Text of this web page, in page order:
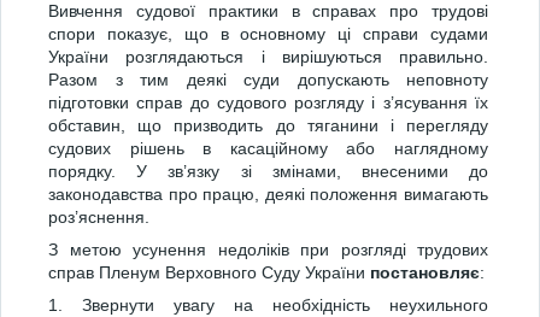
Вивчення судової практики в справах про трудові
спори показує, що в основному ці справи судами
України розглядаються і вирішуються правильно.
Разом з тим деякі суди допускають неповноту
підготовки справ до судового розгляду і з’ясування їх
обставин, що призводить до тяганини і перегляду
судових рішень в касаційному або наглядному
порядку. У зв’язку зі змінами, внесеними до
законодавства про працю, деякі положення вимагають
роз’яснення.
З метою усунення недоліків при розгляді трудових
справ Пленум Верховного Суду України постановляє:
1. Звернути увагу на необхідність неухильного